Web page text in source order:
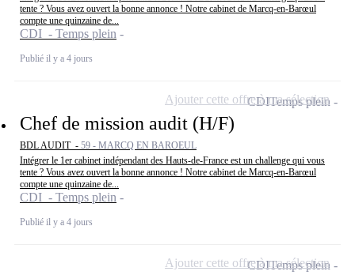
tente ? Vous avez ouvert la bonne annonce ! Notre cabinet de Marcq-en-Barœul
compte une quinzaine de...
CDI - Temps plein
Publié il y a 4 jours
Chef de mission audit (H/F)
BDL AUDIT - 59 - MARCQ EN BAROEUL
Intégrer le 1er cabinet indépendant des Hauts-de-France est un challenge qui vous
tente ? Vous avez ouvert la bonne annonce ! Notre cabinet de Marcq-en-Barœul
compte une quinzaine de...
CDI - Temps plein
Publié il y a 4 jours
CDITemps plein
Ajouter cette offre à ma sélection
CDITemps plein
Ajouter cette offre à ma sélection